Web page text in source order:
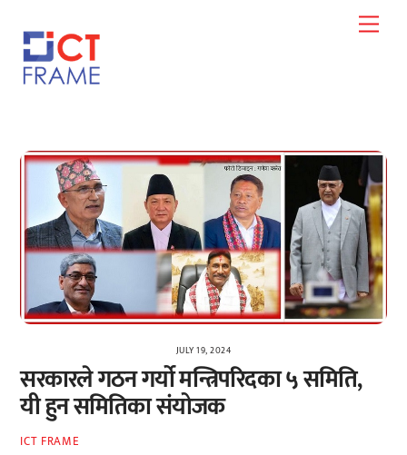
content
JULY 19, 2024
सरकारले गठन गर्यो मन्त्रिपरिदका ५ समिति,
यी हुन समितिका संयोजक
ICT FRAME